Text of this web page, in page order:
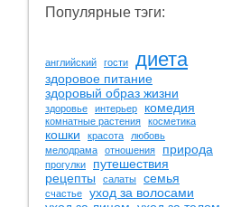
Популярные тэги:
английский гости диета
здоровое питание
здоровый образ жизни
здоровье интерьер комедия
комнатные растения косметика
кошки красота
любовь
мелодрама
отношения природа
прогулки
путешествия
рецепты
салаты семья
счастье
уход за волосами